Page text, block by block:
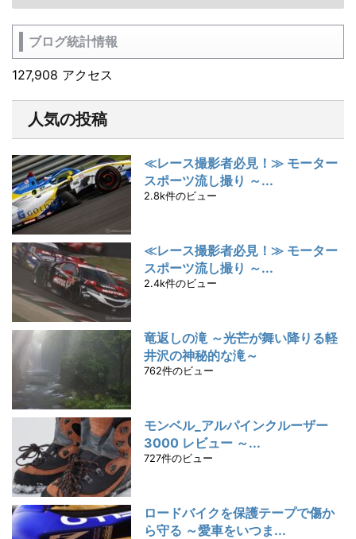
ブログ統計情報
127,908 アクセス
人気の投稿
≪レース撮影者必見！≫ モーター
スポーツ流し撮り ～...
2.8k件のビュー
≪レース撮影者必見！≫ モーター
スポーツ流し撮り ～...
2.4k件のビュー
竜返しの滝 ～光芒が舞い降りる軽
井沢の神秘的な滝～
762件のビュー
モンベル_アルパインクルーザー
3000 レビュー ～...
727件のビュー
ロードバイクを保護テープで傷か
ら守る ～愛車をいつま...